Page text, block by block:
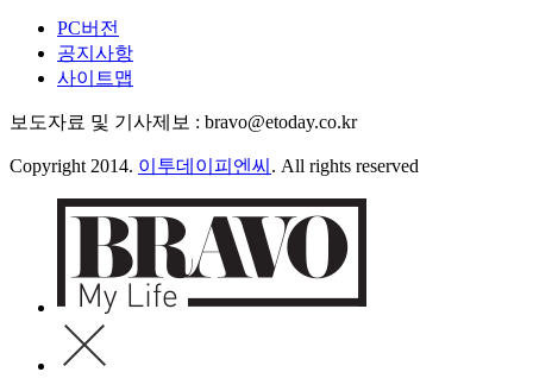
PC버전
공지사항
사이트맵
보도자료 및 기사제보 : bravo@etoday.co.kr
Copyright 2014. 이투데이피엔씨 . All rights reserved